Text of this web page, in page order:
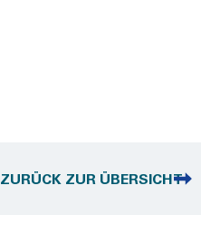
ZURÜCK ZUR ÜBERSICHT